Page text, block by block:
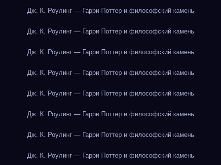
Дж. К. Роулинг — Гарри Поттер и философский камень
Дж. К. Роулинг — Гарри Поттер и философский камень
Дж. К. Роулинг — Гарри Поттер и философский камень
Дж. К. Роулинг — Гарри Поттер и философский камень
Дж. К. Роулинг — Гарри Поттер и философский камень
Дж. К. Роулинг — Гарри Поттер и философский камень
Дж. К. Роулинг — Гарри Поттер и философский камень
Дж. К. Роулинг — Гарри Поттер и философский камень